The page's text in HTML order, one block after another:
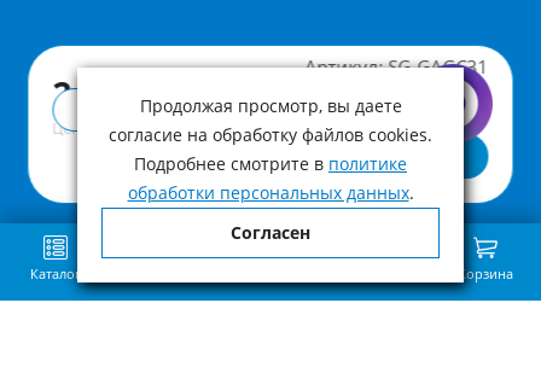
Артикул: SG-GAGC31
2 890 ₽
Цена с учетом НДС
В корзину
Купить в 1 клик
Каталог Корзина
Продолжая просмотр, вы даете
согласие на обработку файлов cookies.
Подробнее смотрите в политике
обработки персональных данных.
Согласен